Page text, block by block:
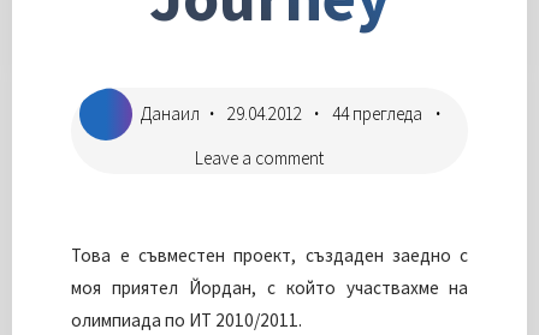
Данаил 29.04.2012
44 прегледа
Leave a comment
Това е съвместен проект, създаден заедно с
моя приятел Йордан, с който участвахме на
олимпиада по ИТ 2010/2011.